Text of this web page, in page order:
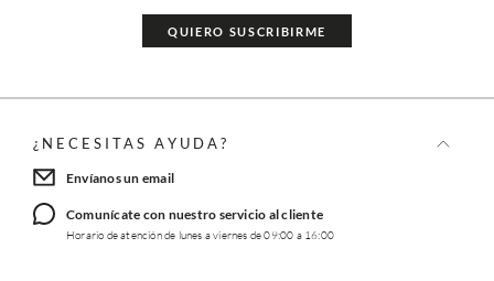
QUIERO SUSCRIBIRME
¿NECESITAS AYUDA?
Envíanos un email
Comunícate con nuestro servicio al cliente
Horario de atención de lunes a viernes de 09:00 a 16:00